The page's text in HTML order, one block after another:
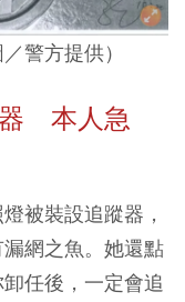
警方提供）
器 本人急
被裝設追蹤器，
網之魚。她還點
任後，一定會追